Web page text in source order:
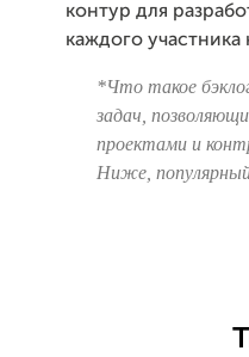
контур для
каждого
*Что такое
задач,
проектами и
Ниже,